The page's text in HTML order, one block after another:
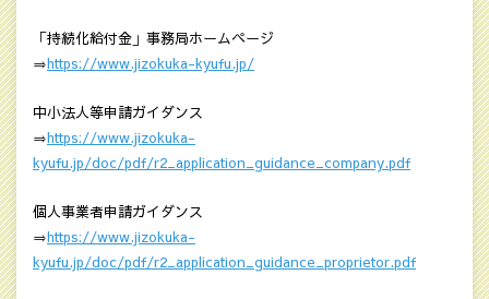
「持続化給付金」事務局ホームページ
⇒https://www.jizokuka-kyufu.jp/
中小法人等申請ガイダンス
⇒https://www.jizokuka-
kyufu.jp/doc/pdf/r2_application_guidance_company.pdf
個人事業者申請ガイダンス
⇒https://www.jizokuka-
kyufu.jp/doc/pdf/r2_application_guidance_proprietor.pdf